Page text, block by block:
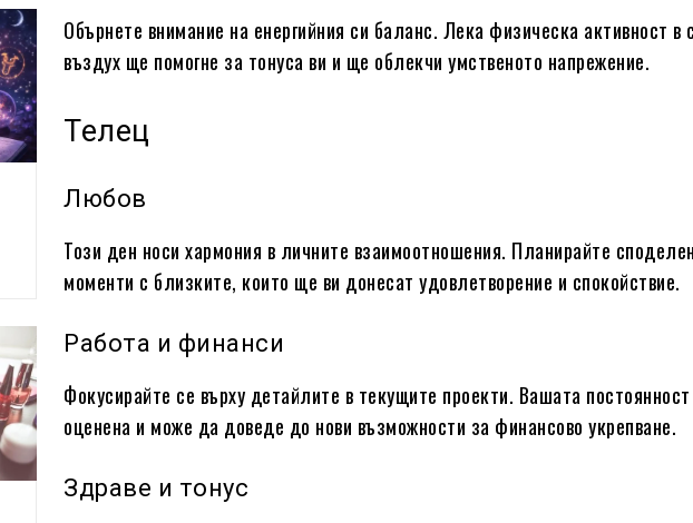
Обърнете внимание на енергийния си баланс. Лека физическа активност в
въздух ще помогне за тонуса ви и ще облекчи умственото напрежение.
Телец
Любов
Този ден носи хармония в личните взаимоотношения. Планирайте
моменти с близките, които ще ви донесат удовлетворение и спокойствие.
Работа и финанси
Фокусирайте се върху детайлите в текущите проекти. Вашата
оценена и може да доведе до нови възможности за финансово укрепване.
Здраве и тонус